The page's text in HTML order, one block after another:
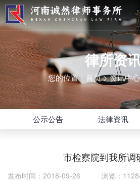
律所资
您的位置： 首页>资讯中心
公示公告 法律资讯
市检察院到我所调
发布时间：2018-09-26 浏览：